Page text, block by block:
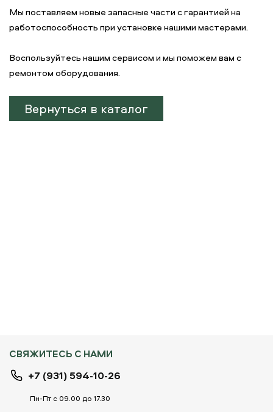
Мы поставляем новые запасные части с гарантией на
работоспособность при установке нашими мастерами.
Воспользуйтесь нашим сервисом и мы поможем вам с
ремонтом оборудования.
Вернуться в каталог
СВЯЖИТЕСЬ С НАМИ
+7 (931) 594-10-26
Пн-Пт с 09.00 до 17.30